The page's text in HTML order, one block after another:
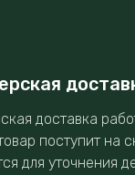
доставка
поступит на
для уточнения